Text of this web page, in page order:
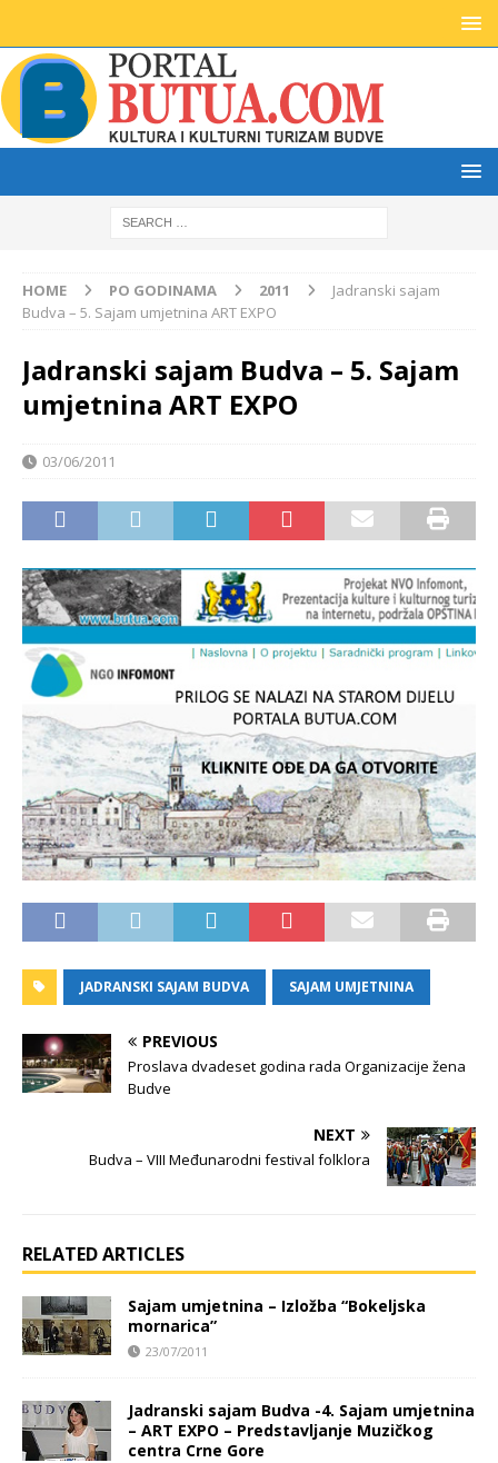
HOME PO GODINAMA 2011
Jadranski sajam
Budva – 5. Sajam umjetnina ART EXPO
Jadranski sajam Budva – 5. Sajam
umjetnina ART EXPO
03/06/2011
JADRANSKI SAJAM BUDVA SAJAM UMJETNINA
PREVIOUS
Proslava dvadeset godina rada Organizacije žena
Budve
NEXT
Budva – VIII Međunarodni festival folklora
RELATED ARTICLES
Sajam umjetnina – Izložba “Bokeljska
mornarica”
23/07/2011
Jadranski sajam Budva -4. Sajam umjetnina
– ART EXPO – Predstavljanje Muzičkog
centra Crne Gore